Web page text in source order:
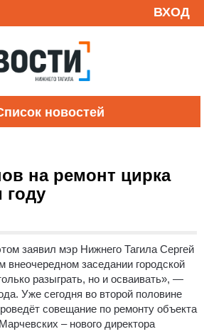
ВХОД
новостей
на ремонт цирка
году
заявил мэр Нижнего Тагила Сергей
внеочередном заседании городской
разыграть, но и осваивать», —
Уже сегодня во второй половине
совещание по ремонту объекта
– нового директора